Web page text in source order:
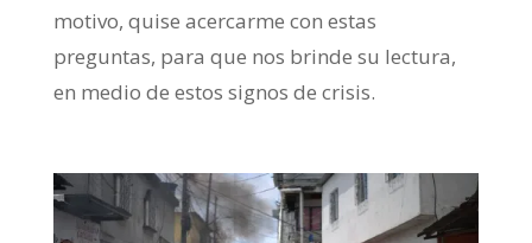
motivo, quise acercarme con estas
preguntas, para que nos brinde su lectura,
en medio de estos signos de crisis.